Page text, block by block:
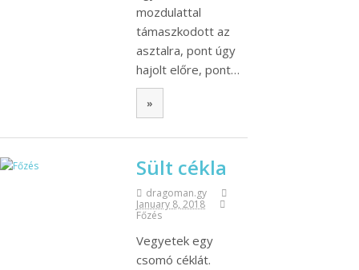
mozdulattal
támaszkodott az
asztalra, pont úgy
hajolt előre, pont…
»
Sült cékla
dragoman.gy
January 8, 2018
Főzés
Vegyetek egy
csomó céklát.